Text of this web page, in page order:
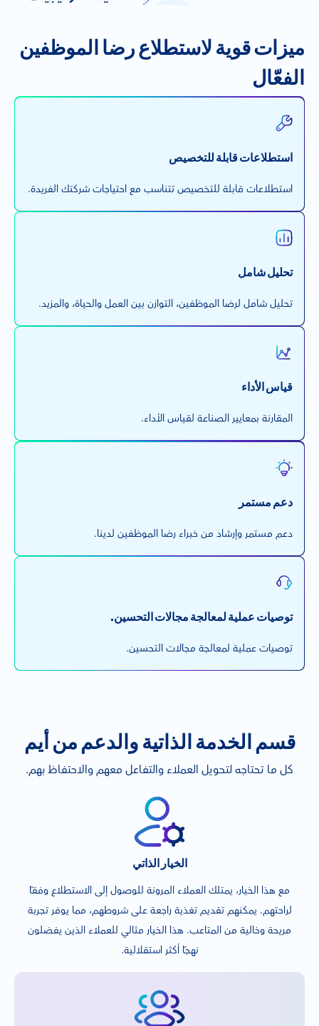
ميزات قوية لاستطلاع رضا الموظفين
الفعّال
استطلاعات قابلة للتخصيص
استطلاعات قابلة للتخصيص تتناسب مع احتياجات شركتك الفريدة.
تحليل شامل
تحليل شامل لرضا الموظفين، التوازن بين العمل والحياة، والمزيد.
قياس الأداء
المقارنة بمعايير الصناعة لقياس الأداء.
دعم مستمر
دعم مستمر وإرشاد من خبراء رضا الموظفين لدينا.
توصيات عملية لمعالجة مجالات التحسين.
توصيات عملية لمعالجة مجالات التحسين.
قسم الخدمة الذاتية والدعم من أيم
كل ما تحتاجه لتحويل العملاء والتفاعل معهم والاحتفاظ بهم.
الخيار الذاتي
مع هذا الخيار، يمتلك العملاء المرونة للوصول إلى الاستطلاع وفقًا
لراحتهم. يمكنهم تقديم تغذية راجعة على شروطهم، مما يوفر تجربة
مريحة وخالية من المتاعب. هذا الخيار مثالي للعملاء الذين يفضلون
نهجًا أكثر استقلالية.